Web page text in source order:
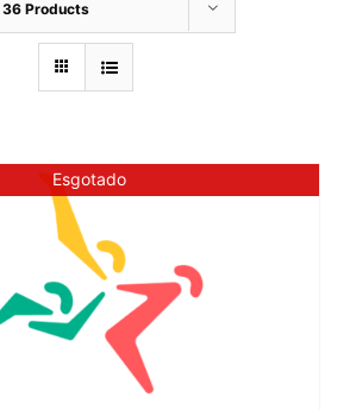
36 Products
Esgotado